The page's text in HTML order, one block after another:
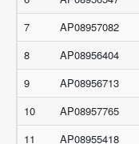
7
AP08957082
8
AP08956404
9
AP08956713
10
AP08957765
11
AP08955418